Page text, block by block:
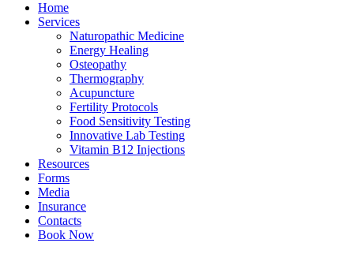
Home
Services
Naturopathic Medicine
Energy Healing
Osteopathy
Thermography
Acupuncture
Fertility Protocols
Food Sensitivity Testing
Innovative Lab Testing
Vitamin B12 Injections
Resources
Forms
Media
Insurance
Contacts
Book Now